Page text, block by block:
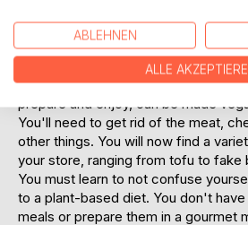
Look for basic recipe ideas and give
the required ingredients are likely to
pantry. Any of your favorite dishes,
prepare and enjoy, can be made
You'll need to get rid of the meat,
other things. You will now find a
your store, ranging from tofu to fake
You must learn to not confuse
to a plant-based diet. You don't
meals or prepare them in a gourmet
ABLEHNEN
ALLE